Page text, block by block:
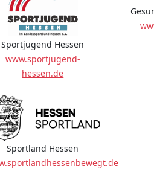
Sportjugend Hessen
www.sportjugend-
hessen.de
Sportland Hessen